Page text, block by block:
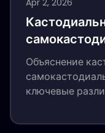
Apr 2, 2026
безопаснее
Объяснение
ключевые